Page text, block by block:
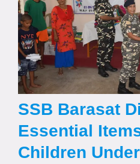
SSB Barasat
Essential
Children